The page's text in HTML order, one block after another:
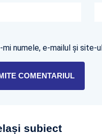
mi numele, e-mailul și
subiect